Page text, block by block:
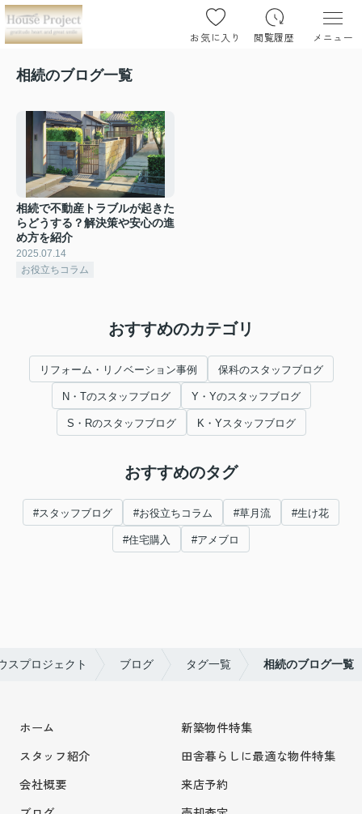
お気に入り 閲覧履歴 メニュー
相続のブログ一覧
相続で不動産トラブルが起きた
らどうする？解決策や安心の進
め方を紹介
2025.07.14
お役立ちコラム
おすすめのカテゴリ
リフォーム・リノベーション事例 保科のスタッフブログ
N・Tのスタッフブログ Y・Yのスタッフブログ
S・Rのスタッフブログ K・Yスタッフブログ
おすすめのタグ
#スタッフブログ #お役立ちコラム #草月流 #生け花
#住宅購入 #アメブロ
スプロジェクト ブログ タグ一覧 相続のブログ一覧
ホーム
スタッフ紹介
会社概要
新築物件特集
田舎暮らしに最適な物件特集
来店予約